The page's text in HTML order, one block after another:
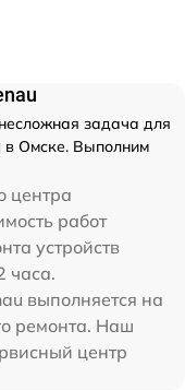
задача для
в Омске. Выполним
центра
работ
устройств
часа.
выполняется на
ремонта. Наш
центр